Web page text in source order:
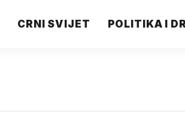
CRNI SVIJET POLITIKA I